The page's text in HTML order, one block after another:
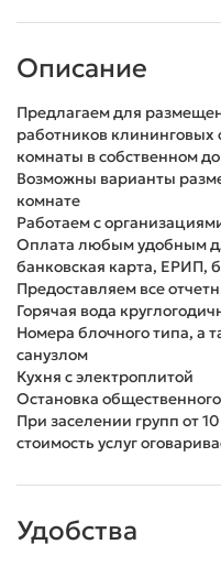
Описание
Предлагаем для
работников клининговых
комнаты в собственном
Возможны варианты
комнате
Работаем с
Оплата любым удобным
банковская карта, ЕРИП,
Предоставляем все
Горячая вода
Номера блочного типа, а
санузлом
Кухня с электроплитой
Остановка
При заселении групп от
стоимость услуг
Удобства